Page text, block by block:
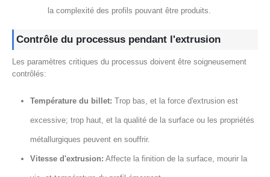
la complexité des profils pouvant être produits.
Contrôle du processus pendant l'extrusion
Les paramètres critiques du processus doivent être soigneusement
contrôlés:
Température du billet: Trop bas, et la force d'extrusion est
excessive; trop haut, et la qualité de la surface ou les propriétés
métallurgiques peuvent en souffrir.
Vitesse d'extrusion: Affecte la finition de la surface, mourir la